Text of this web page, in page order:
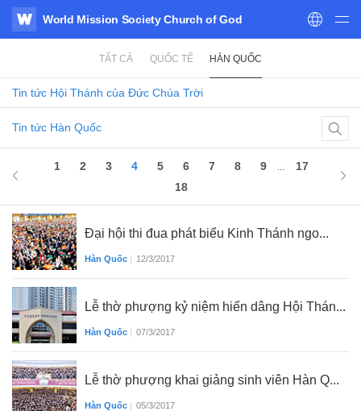
WATV
World Mission Society Church of God
TẤT CẢ QUỐC TẾ HÀN QUỐC
Tin tức Hội Thánh của Đức Chúa Trời
Tin tức Hàn Quốc
1 2 3 4 5 6 7 8 9
17
18
Đại hội thi đua phát biểu Kinh Thánh ngo...
Hàn Quốc | 12/3/2017
Lễ thờ phượng kỷ niệm hiến dâng Hội Thán...
Hàn Quốc | 07/3/2017
Lễ thờ phượng khai giảng sinh viên Hàn Q...
Hàn Quốc | 05/3/2017